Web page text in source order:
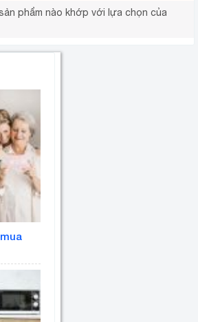
phẩm nào khớp với lựa chọn của